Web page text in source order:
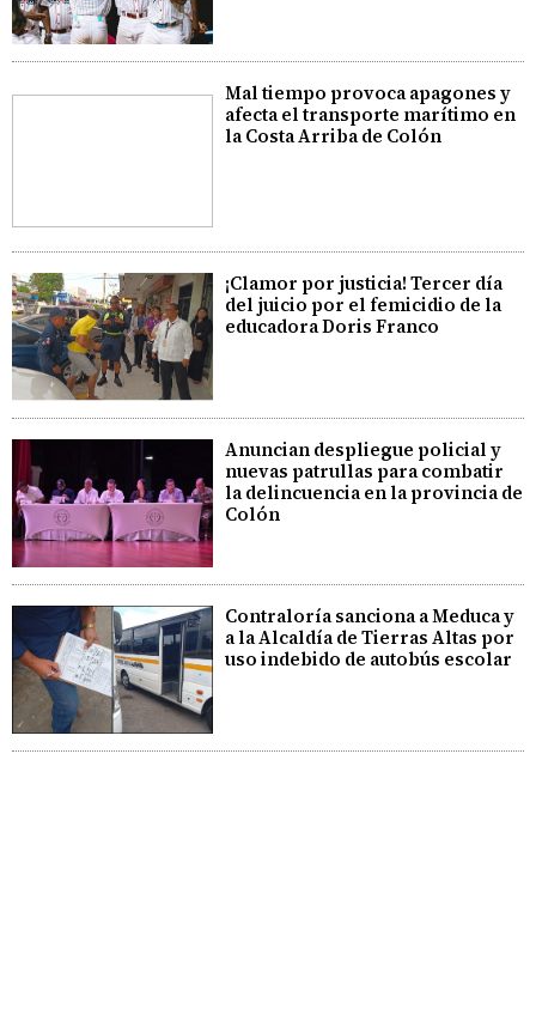
Mal tiempo provoca apagones y
afecta el transporte marítimo en
la Costa Arriba de Colón
¡Clamor por justicia! Tercer día
del juicio por el femicidio de la
educadora Doris Franco
Anuncian despliegue policial y
nuevas patrullas para combatir
la delincuencia en la provincia de
Colón
Contraloría sanciona a Meduca y
a la Alcaldía de Tierras Altas por
uso indebido de autobús escolar